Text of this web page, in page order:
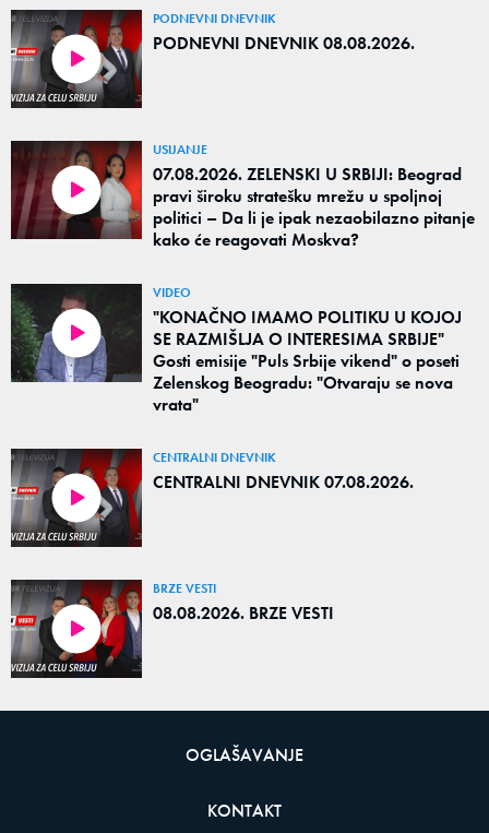
PODNEVNI DNEVNIK
PODNEVNI DNEVNIK 08.08.2026.
USIJANJE
07.08.2026. ZELENSKI U SRBIJI: Beograd
pravi široku stratešku mrežu u spoljnoj
politici – Da li je ipak nezaobilazno pitanje
kako će reagovati Moskva?
VIDEO
"KONAČNO IMAMO POLITIKU U KOJOJ
SE RAZMIŠLJA O INTERESIMA SRBIJE"
Gosti emisije "Puls Srbije vikend" o poseti
Zelenskog Beogradu: "Otvaraju se nova
vrata"
CENTRALNI DNEVNIK
CENTRALNI DNEVNIK 07.08.2026.
BRZE VESTI
08.08.2026. BRZE VESTI
OGLAŠAVANJE
KONTAKT